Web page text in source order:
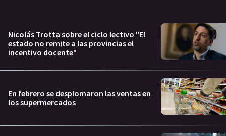
Nicolás Trotta sobre el ciclo lectivo "El
estado no remite a las provincias el
incentivo docente"
En febrero se desplomaron las ventas en
los supermercados